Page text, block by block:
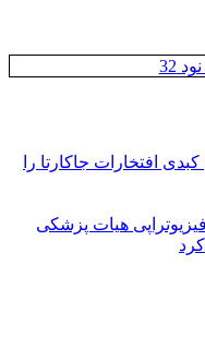
32
افتخارات جاکارتا را
هیات پزشکی